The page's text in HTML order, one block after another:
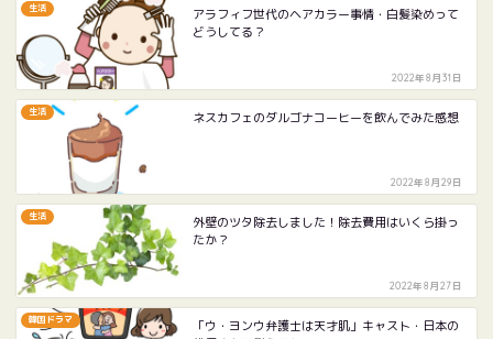
生活
アラフィフ世代のヘアカラー事情・白髪染めって
どうしてる？
2022年8月31日
生活 ネスカフェのダルゴナコーヒーを飲んでみた感想
2022年8月29日
生活
外壁のツタ除去しました！除去費用はいくら掛っ
たか？
2022年8月27日
韓国ドラマ
「ウ・ヨンウ弁護士は天才肌」キャスト・日本の